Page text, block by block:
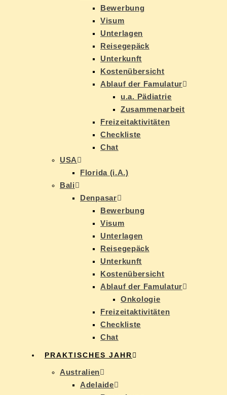
Be­wer­bung
Vi­sum
Un­ter­la­gen
Rei­se­ge­päck
Un­ter­kunft
Kos­ten­über­sicht
Ab­lauf der Famulatur
u.a. Päd­ia­trie
Zu­sam­men­ar­beit
Frei­zeit­ak­ti­vi­tä­ten
Check­lis­te
Chat
USA
Flo­ri­da (i.A.)
Ba­li
Den­pasar
Be­wer­bung
Vi­sum
Un­ter­la­gen
Rei­se­ge­päck
Un­ter­kunft
Kos­ten­über­sicht
Ab­lauf der Famulatur
On­ko­lo­gie
Frei­zeit­ak­ti­vi­tä­ten
Check­lis­te
Chat
PRAK­TI­SCHES JAHR
Aus­tra­li­en
Ade­lai­de